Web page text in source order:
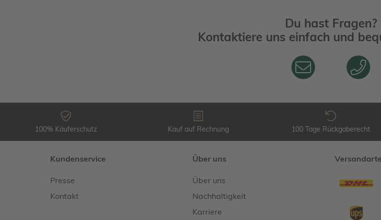
Du hast Fragen?
Kontaktiere uns einfach und
100% Käuferschutz Kauf auf Rechnung 100 Tage Rückgaberecht
Kundenservice
Presse
Kontakt
Über uns
Über uns
Nachhaltigkeit
Karriere